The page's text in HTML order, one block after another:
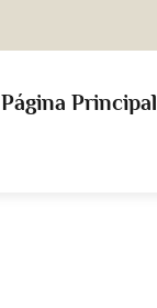
Página Principal